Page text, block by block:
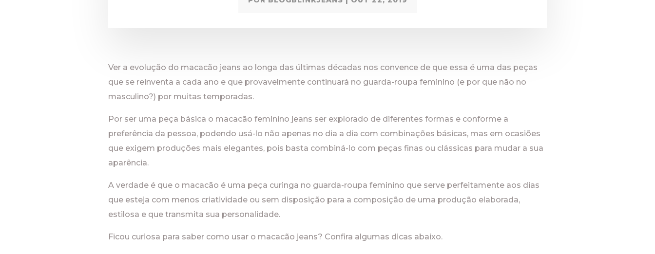
Ver a evolução do macacão jeans ao longa das últimas décadas nos convence de que essa é uma das peças
que se reinventa a cada ano e que provavelmente continuará no guarda-roupa feminino (e por que não no
masculino?) por muitas temporadas.
Por ser uma peça básica o macacão feminino jeans ser explorado de diferentes formas e conforme a
preferência da pessoa, podendo usá-lo não apenas no dia a dia com combinações básicas, mas em ocasiões
que exigem produções mais elegantes, pois basta combiná-lo com peças finas ou clássicas para mudar a sua
aparência.
A verdade é que o macacão é uma peça curinga no guarda-roupa feminino que serve perfeitamente aos dias
que esteja com menos criatividade ou sem disposição para a composição de uma produção elaborada,
estilosa e que transmita sua personalidade.
Ficou curiosa para saber como usar o macacão jeans? Confira algumas dicas abaixo.